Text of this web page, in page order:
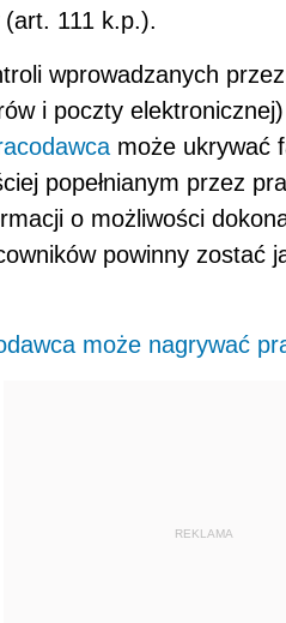
111 k.p.).
wprowadzanych
i poczty
może ukrywać
popełnianym przez
o możliwości
powinny zostać
może nagrywać
REKLAMA